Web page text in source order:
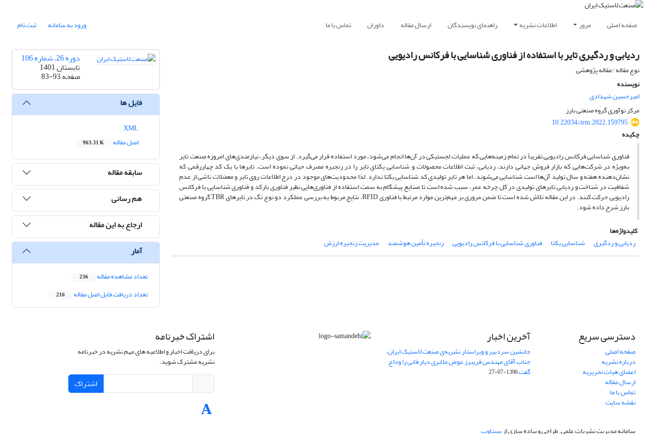
صفحه اصلی مرور اطلاعات نشریه راهنمای نویسندگان ارسال مقاله داوران تماس با ما ورود به سامانه ثبت نام
ردیابی و ردگیری تایر با استفاده از فناوری شناسایی با فرکانس رادیویی
نوع مقاله : مقاله پژوهشی
نویسنده
امیرحسین شهدادی
مرکز نوآوری گروه صنعتی بارز
10.22034/irm.2022.159795
چکیده
فناوری شناسایی فرکانس رادیویی تقریباً در تمام زمینه‌هایی که عملیات لجستیکی در آن‌ها انجام می‌شود، مورد استفاده قرار می‌گیرد. از سوی دیگر، نیازمندی‌های امروزه صنعت تایر
به‌‌ویژه در شرکت‌هایی که بازار فروش جهانی دارند، ردیابی، ثبت اطلاعات محصولات و شناسایی یکتای تایر را در زنجیره مصرف حیاتی نموده است. تایرها با یک کد چهاررقمی که
نشان‌دهنده هفته و سال تولید آن‌ها است شناسایی می‌شوند، اما هر تایر تولیدی کد شناسایی یکتا ندارد. لذا محدودیت‌های موجود در درج اطلاعات روی تایر و معضلات ناشی از عدم
شفافیت در شناخت و ردیابی تایرهای تولیدی در کل چرخه عمر، سبب شده است تا صنایع پیشگام به سمت استفاده از فناوری‌هایی نظیر فناوری بارکد و فناوری شناسایی با فرکانس
رادیویی حرکت کنند. در این مقاله تلاش شده است تا ضمن مروری بر مهم‌ترین موارد مرتبط با فناوری RFID، نتایج مربوط به بررسی عملکرد دو نوع تگ در تایرهای TBR گروه صنعتی
بارز شرح داده شود.
کلیدواژه‌ها
ردیابی و ردگیری
شناسایی یکتا فناوری شناسایی با فرکانس رادیویی زنجیره تأمین هوشمند مدیریت زنجیره ارزش
دوره 26، شماره 106
تابستان 1401
صفحه83-93
فایل ها
اصل مقاله
963.31 K
سابقه مقاله
هم رسانی
ارجاع به این مقاله
آمار
تعداد مشاهده مقاله 236
تعداد دریافت فایل اصل مقاله 216
دسترسی سریع
صفحه اصلی
درباره نشریه
اعضای هیات تحریریه
ارسال مقاله
تماس با ما
نقشه سایت
آخرین اخبار
جانشین سردبیر و ویراستار نشریه‌ی صنعت لاستیک ایران،
جناب آقای مهندس فریبرز عوض ملایری دیار فانی را وداع
گفت1396-07-27
اشتراک خبرنامه
برای دریافت اخبار و اطلاعیه های مهم نشریه در خبرنامه
نشریه مشترک شوید.
اشتراک
سامانه مدیریت نشریات علمی.طراحی و پیاده سازی ازسیناوب